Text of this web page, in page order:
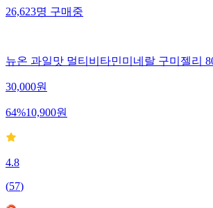
26,623명 구매중
뉴온 과일맛 멀티비타민미네랄 구미젤리
30,000원
64%10,900원
4.8
(57)